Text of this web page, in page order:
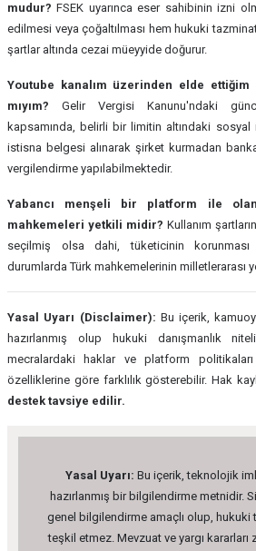
mudur? FSEK uyarınca eser sahibinin izni
edilmesi veya çoğaltılması hem hukuki
şartlar altında cezai müeyyide doğurur.
Youtube kanalım üzerinden elde
mıyım? Gelir Vergisi Kanunu'ndaki
kapsamında, belirli bir limitin altındaki
istisna belgesi alınarak şirket kurmadan
vergilendirme yapılabilmektedir.
Yabancı menşeli bir platform ile olan
mahkemeleri yetkili midir? Kullanım
seçilmiş olsa dahi, tüketicinin
durumlarda Türk mahkemelerinin milletlerarası
Yasal Uyarı (Disclaimer): Bu içerik,
hazırlanmış olup hukuki danışmanlık
mecralardaki haklar ve platform
özelliklerine göre farklılık gösterebilir. Hak
destek tavsiye edilir.
Yasal Uyarı: Bu içerik, teknolojik
hazırlanmış bir bilgilendirme metnidir.
genel bilgilendirme amaçlı olup, hukuki
teşkil etmez. Mevzuat ve yargı